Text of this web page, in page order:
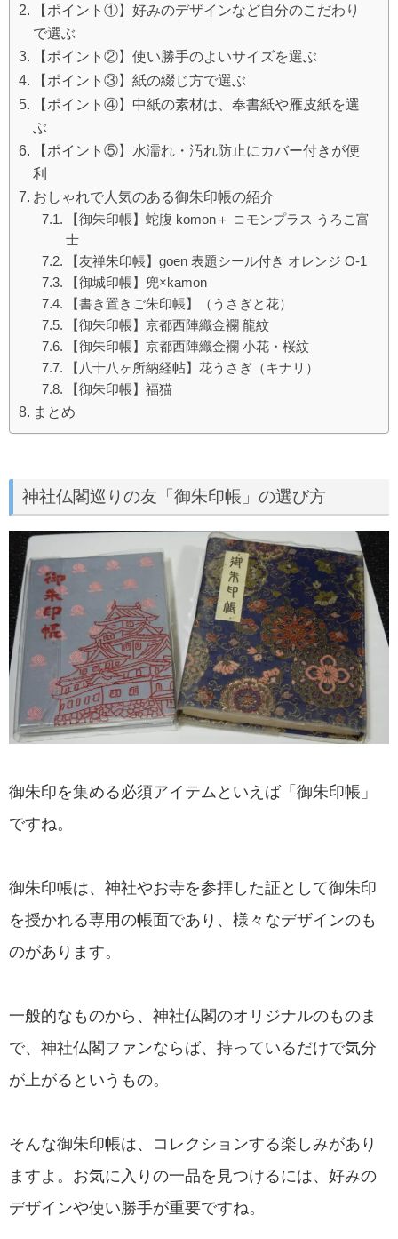
【ポイント①】好みのデザインなど自分のこだわり
で選ぶ
【ポイント②】使い勝手のよいサイズを選ぶ
【ポイント③】紙の綴じ方で選ぶ
【ポイント④】中紙の素材は、奉書紙や雁皮紙を選
ぶ
【ポイント⑤】水濡れ・汚れ防止にカバー付きが便
利
おしゃれで人気のある御朱印帳の紹介
【御朱印帳】蛇腹 komon＋ コモンプラス うろこ富
士
【友禅朱印帳】goen 表題シール付き オレンジ O-1
【御城印帳】兜×kamon
【書き置きご朱印帳】（うさぎと花）
【御朱印帳】京都西陣織金襴 龍紋
【御朱印帳】京都西陣織金襴 小花・桜紋
【八十八ヶ所納経帖】花うさぎ（キナリ）
【御朱印帳】福猫
まとめ
神社仏閣巡りの友「御朱印帳」の選び方
御朱印を集める必須アイテムといえば「御朱印帳」
ですね。
御朱印帳は、神社やお寺を参拝した証として御朱印
を授かれる専用の帳面であり、様々なデザインのも
のがあります。
一般的なものから、神社仏閣のオリジナルのものま
で、神社仏閣ファンならば、持っているだけで気分
が上がるというもの。
そんな御朱印帳は、コレクションする楽しみがあり
ますよ。お気に入りの一品を見つけるには、好みの
デザインや使い勝手が重要ですね。